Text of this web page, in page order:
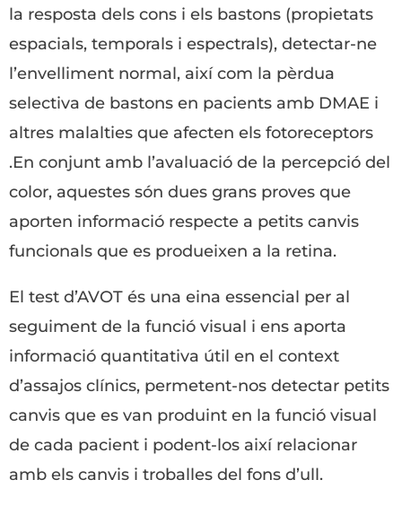
la resposta dels cons i els bastons (propietats
espacials, temporals i espectrals), detectar-ne
l’envelliment normal, així com la pèrdua
selectiva de bastons en pacients amb DMAE i
altres malalties que afecten els fotoreceptors
.En conjunt amb l’avaluació de la percepció del
color, aquestes són dues grans proves que
aporten informació respecte a petits canvis
funcionals que es produeixen a la retina.
El test d’AVOT és una eina essencial per al
seguiment de la funció visual i ens aporta
informació quantitativa útil en el context
d’assajos clínics, permetent-nos detectar petits
canvis que es van produint en la funció visual
de cada pacient i podent-los així relacionar
amb els canvis i troballes del fons d’ull.